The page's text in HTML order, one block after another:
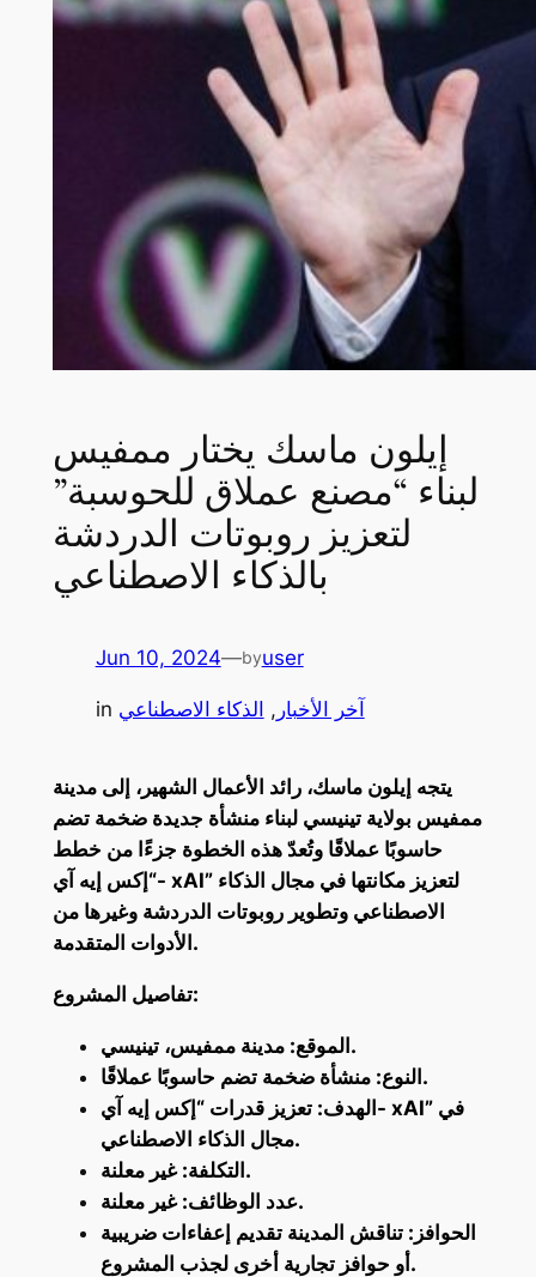
إيلون ماسك يختار ممفيس
لبناء “مصنع عملاق للحوسبة”
لتعزيز روبوتات الدردشة
بالذكاء الاصطناعي
Jun 10, 2024—byuser
in آخر الأخبار , الذكاء الاصطناعي
يتجه إيلون ماسك، رائد الأعمال الشهير، إلى مدينة
ممفيس بولاية تينيسي لبناء منشأة جديدة ضخمة تضم
حاسوبًا عملاقًا وتُعدّ هذه الخطوة جزءًا من خطط
“إكس إيه آي- xAI” لتعزيز مكانتها في مجال الذكاء
الاصطناعي وتطوير روبوتات الدردشة وغيرها من
الأدوات المتقدمة.
تفاصيل المشروع:
الموقع: مدينة ممفيس، تينيسي.
النوع: منشأة ضخمة تضم حاسوبًا عملاقًا.
الهدف: تعزيز قدرات “إكس إيه آي- xAI” في
مجال الذكاء الاصطناعي.
التكلفة: غير معلنة.
عدد الوظائف: غير معلنة.
الحوافز: تناقش المدينة تقديم إعفاءات ضريبية
أو حوافز تجارية أخرى لجذب المشروع.